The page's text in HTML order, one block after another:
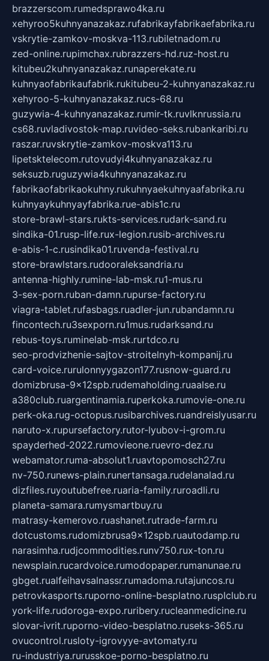
brazzerscom.rumedsprawo4ka.ru
xehyroo5kuhnyanazakaz.rufabrikayfabrikaefabrika.ru
vskrytie-zamkov-moskva-113.rubiletnadom.ru
zed-online.rupimchax.rubrazzers-hd.ruz-host.ru
kitubeu2kuhnyanazakaz.runaperekate.ru
kuhnyaofabrikaufabrik.rukitubeu-2-kuhnyanazakaz.ru
xehyroo-5-kuhnyanazakaz.rucs-68.ru
guzywia-4-kuhnyanazakaz.rumir-tk.ruvlknrussia.ru
cs68.ruvladivostok-map.ruvideo-seks.rubankaribi.ru
raszar.ruvskrytie-zamkov-moskva113.ru
lipetsktelecom.rutovudyi4kuhnyanazakaz.ru
seksuzb.ruguzywia4kuhnyanazakaz.ru
fabrikaofabrikaokuhny.rukuhnyaekuhnyaafabrika.ru
kuhnyaykuhnyayfabrika.rue-abis1c.ru
store-brawl-stars.rukts-services.rudark-sand.ru
sindika-01.rusp-life.rux-legion.rusib-archives.ru
e-abis-1-c.rusindika01.ruvenda-festival.ru
store-brawlstars.rudooraleksandria.ru
antenna-highly.rumine-lab-msk.ru1-mus.ru
3-sex-porn.ruban-damn.rupurse-factory.ru
viagra-tablet.rufasbags.ruadler-jun.rubandamn.ru
fincontech.ru3sexporn.ru1mus.rudarksand.ru
rebus-toys.ruminelab-msk.rurtdco.ru
seo-prodvizhenie-sajtov-stroitelnyh-kompanij.ru
card-voice.rurulonnyygazon177.rusnow-guard.ru
domizbrusa-9x12spb.rudemaholding.ruaalse.ru
a380club.ruargentinamia.ruperkoka.rumovie-one.ru
perk-oka.rug-octopus.rusibarchives.ruandreislyusar.ru
naruto-x.rupursefactory.rutor-lyubov-i-grom.ru
spayderhed-2022.rumovieone.ruevro-dez.ru
webamator.ruma-absolut1.ruavtopomosch27.ru
nv-750.runews-plain.runertansaga.rudelanalad.ru
dizfiles.ruyoutubefree.ruaria-family.ruroadli.ru
planeta-samara.rumysmartbuy.ru
matrasy-kemerovo.ruashanet.rutrade-farm.ru
dotcustoms.rudomizbrusa9x12spb.ruautodamp.ru
narasimha.rudjcommodities.runv750.rux-ton.ru
newsplain.rucardvoice.rumodopaper.rumanunae.ru
gbget.rualfeihavsalnassr.rumadoma.rutajuncos.ru
petrovkasports.ruporno-online-besplatno.rusplclub.ru
york-life.rudoroga-expo.ruribery.rucleanmedicine.ru
slovar-ivrit.ruporno-video-besplatno.ruseks-365.ru
ovucontrol.rusloty-igrovyye-avtomaty.ru
ru-industriya.rurusskoe-porno-besplatno.ru